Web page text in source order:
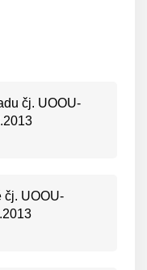
čj. UOOU-
čj. UOOU-